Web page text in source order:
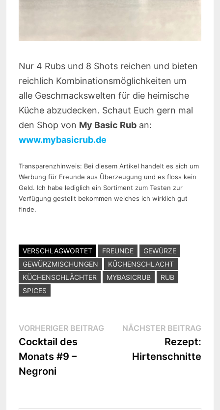
Nur 4 Rubs und 8 Shots reichen und bieten
reichlich Kombinationsmöglichkeiten um
alle Geschmackswelten für die heimische
Küche abzudecken. Schaut Euch gern mal
den Shop von My Basic Ruban:
www.mybasicrub.de
Transparenzhinweis: Bei diesem Artikel handelt es sich um
Werbung für Freunde aus Überzeugung und es floss kein
Geld. Ich habe lediglich ein Sortiment zum Testen zur
Verfügung gestellt bekommen welches ich wirklich gut
finde.
VERSCHLAGWORTET FREUNDE
GEWÜRZE
GEWÜRZMISCHUNGEN
KÜCHENSCHLACHT
KÜCHENSCHLÄCHTER
MYBASICRUB
RUB
SPICES
Beitragsnavigation
VORHERIGER BEITRAGVorheriger
Cocktail des
Monats #9 –
Negroni
NÄCHSTER BEITRAG
Rezept:
Hirtenschnitte